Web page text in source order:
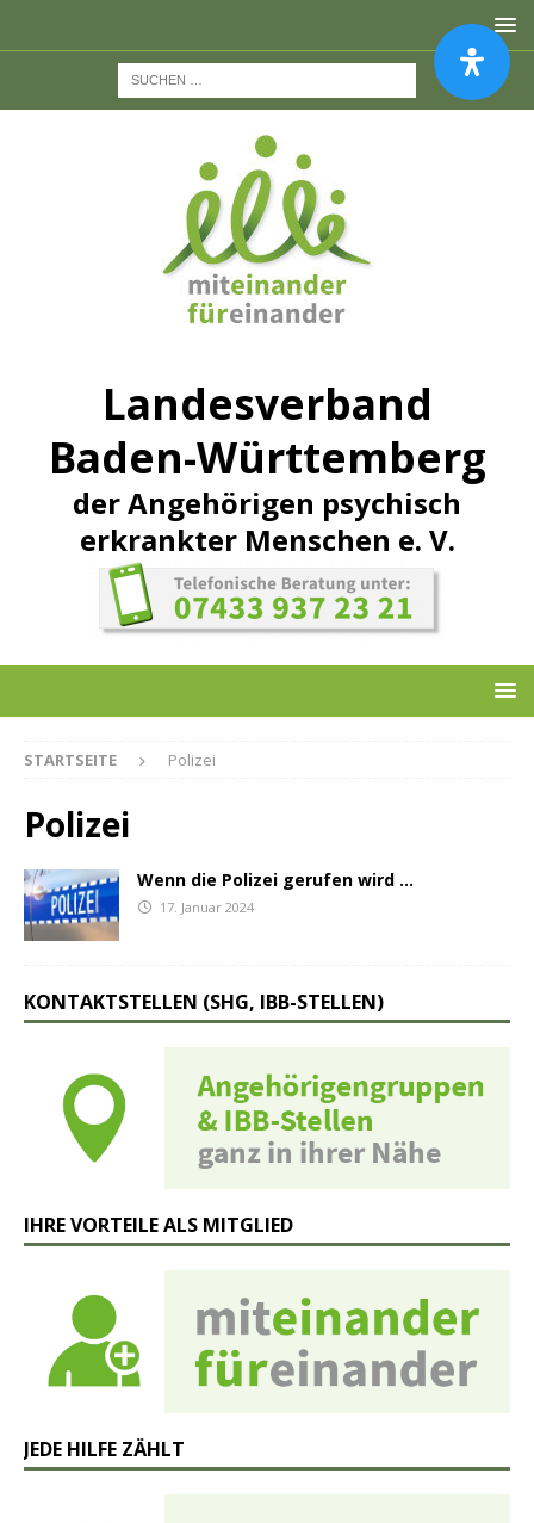
Landesverband
Baden-Württemberg
der Angehörigen psychisch
erkrankter Menschen e. V.
STARTSEITE Polizei
Polizei
Wenn die Polizei gerufen wird …
17. Januar 2024
KONTAKTSTELLEN (SHG, IBB-STELLEN)
IHRE VORTEILE ALS MITGLIED
JEDE HILFE ZÄHLT